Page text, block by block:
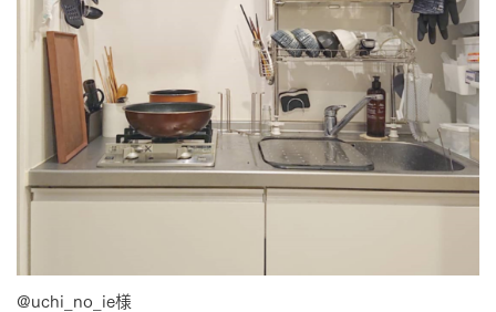
@uchi_no_ie様